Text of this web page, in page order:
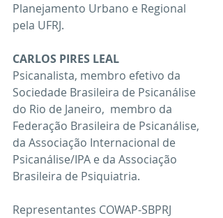
Planejamento Urbano e Regional
pela UFRJ.
CARLOS PIRES LEAL
Psicanalista, membro efetivo da
Sociedade Brasileira de Psicanálise
do Rio de Janeiro,  membro da
Federação Brasileira de Psicanálise,
da Associação Internacional de
Psicanálise/IPA e da Associação
Brasileira de Psiquiatria.
Representantes COWAP-SBPRJ